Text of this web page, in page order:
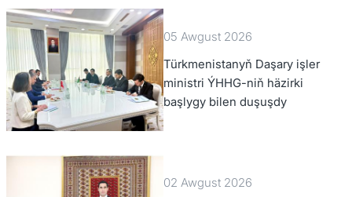
05 Awgust 2026
Türkmenistanyň Daşary işler
ministri ÝHHG-niň häzirki
başlygy bilen duşuşdy
02 Awgust 2026